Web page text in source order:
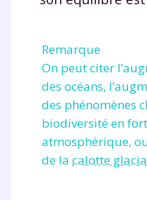
Remarque
On peut citer
des océans,
des phénomènes
biodiversité en
atmosphérique,
de la calotte